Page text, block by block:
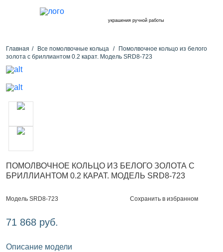
украшения ручной работы
Главная Все помолвочные кольца
Помолвочное кольцо из белого
золота с бриллиантом 0.2 карат. Модель SRD8-723
ПОМОЛВОЧНОЕ КОЛЬЦО ИЗ БЕЛОГО ЗОЛОТА С
БРИЛЛИАНТОМ 0.2 КАРАТ. МОДЕЛЬ SRD8-723
Модель SRD8-723 Сохранить в избранном
71 868 руб.
Описание модели